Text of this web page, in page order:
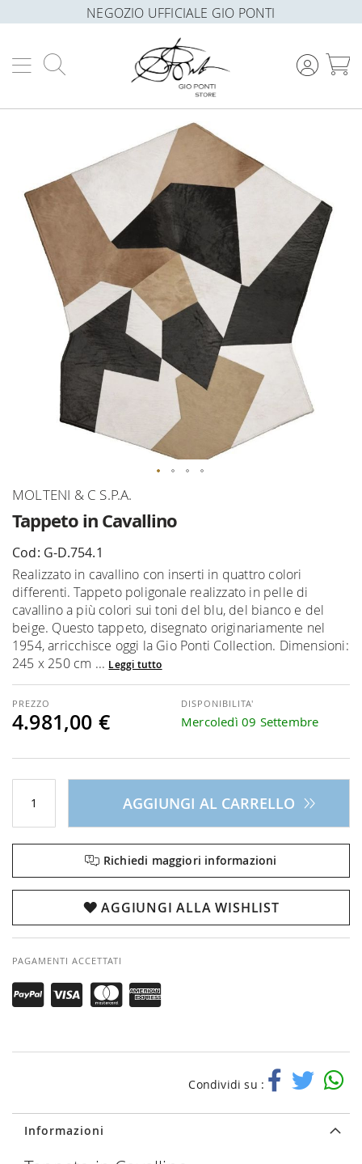
NEGOZIO UFFICIALE GIO PONTI
Tappeto in Cavallino
MOLTENI & C S.P.A.
Cod: G-D.754.1
Realizzato in cavallino con inserti in quattro colori
differenti. Tappeto poligonale realizzato in pelle di
cavallino a più colori sui toni del blu, del bianco e del
beige. Questo tappeto, disegnato originariamente nel
1954, arricchisce oggi la Gio Ponti Collection. Dimensioni:
245 x 250 cm ... Leggi tutto
4.981,00 €
DISPONIBILITA'
Mercoledì 09 Settembre
AGGIUNGI AL CARRELLO
Richiedi maggiori informazioni
AGGIUNGI ALLA WISHLIST
PAGAMENTI ACCETTATI
Condividi su :
della
galleria
immagini
Vai
della
galleria
di
immagini
Informazioni